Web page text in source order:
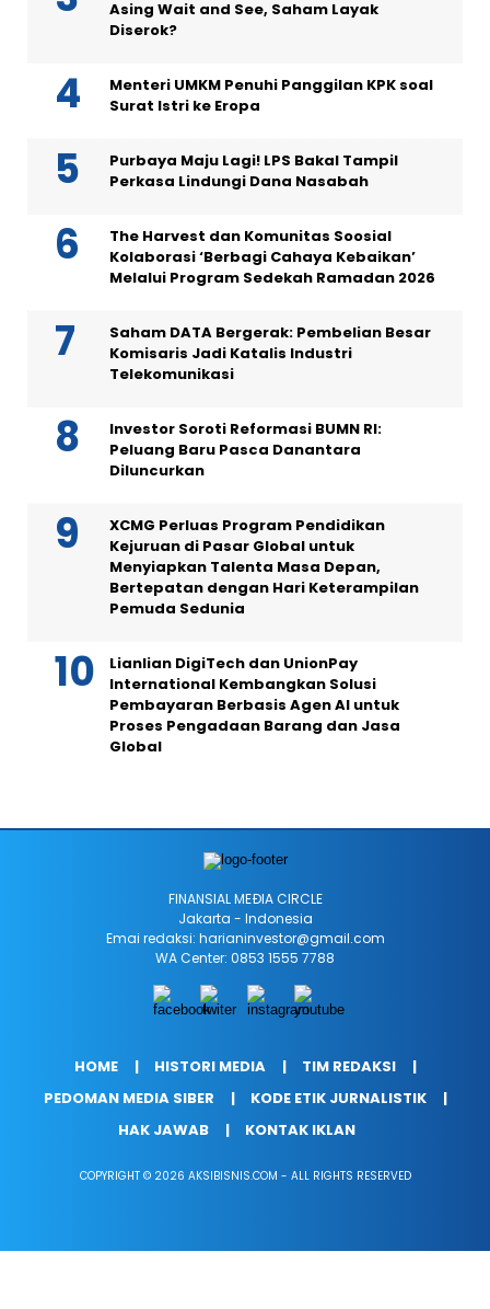
Asing Wait and See, Saham Layak
Diserok?
Menteri UMKM Penuhi Panggilan KPK soal
Surat Istri ke Eropa
Purbaya Maju Lagi! LPS Bakal Tampil
Perkasa Lindungi Dana Nasabah
The Harvest dan Komunitas Soosial
Kolaborasi ‘Berbagi Cahaya Kebaikan’
Melalui Program Sedekah Ramadan 2026
Saham DATA Bergerak: Pembelian Besar
Komisaris Jadi Katalis Industri
Telekomunikasi
Investor Soroti Reformasi BUMN RI:
Peluang Baru Pasca Danantara
Diluncurkan
XCMG Perluas Program Pendidikan
Kejuruan di Pasar Global untuk
Menyiapkan Talenta Masa Depan,
Bertepatan dengan Hari Keterampilan
Pemuda Sedunia
Lianlian DigiTech dan UnionPay
International Kembangkan Solusi
Pembayaran Berbasis Agen AI untuk
Proses Pengadaan Barang dan Jasa
Global
FINANSIAL MEÐIA CIRCLE
Jakarta - Indonesia
Emai redaksi: harianinvestor@gmail.com
WA Center: 0853 1555 7788
HOME HISTORI MEDIA
TIM REDAKSI
PEDOMAN MEDIA SIBER
KODE ETIK JURNALISTIK
HAK JAWAB
KONTAK IKLAN
COPYRIGHT © 2026 AKSIBISNIS.COM - ALL RIGHTS RESERVED